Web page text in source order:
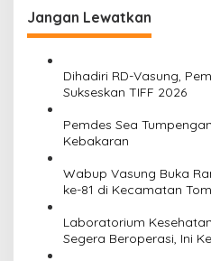
Jangan Lewatkan
Dihadiri RD-Vasung,
Sukseskan TIFF 2026
Pemdes Sea
Kebakaran
Wabup Vasung Buka
ke-81 di Kecamatan
Laboratorium
Segera Beroperasi, Ini